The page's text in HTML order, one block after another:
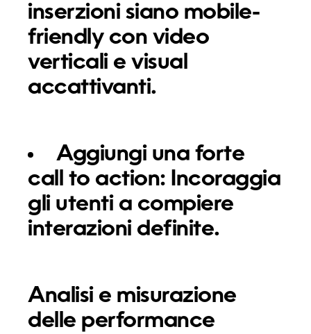
inserzioni siano mobile-
friendly con video
verticali e visual
accattivanti.
Aggiungi una forte
call to action: Incoraggia
gli utenti a compiere
interazioni definite.
Analisi e misurazione
delle performance